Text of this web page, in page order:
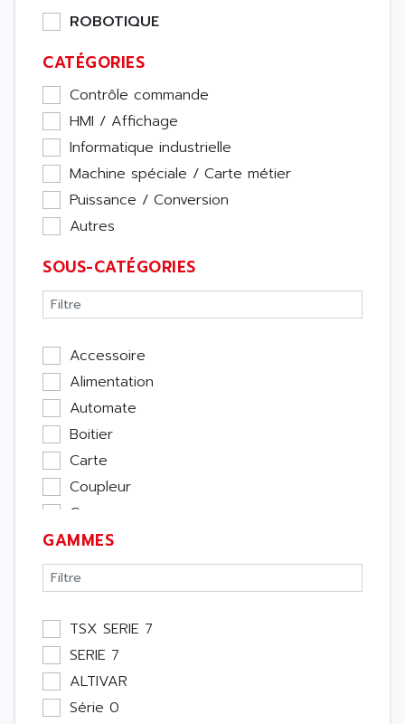
ROBOTIQUE
CATÉGORIES
Contrôle commande
HMI / Affichage
Informatique industrielle
Machine spéciale / Carte métier
Puissance / Conversion
Autres
SOUS-CATÉGORIES
Accessoire
Alimentation
Automate
Boitier
Carte
Coupleur
Cpu
Ecran
Entrée / Sortie
Memoire
Module Métier
Moteur
Pupitre Opérateur
Rack
GAMMES
TSX SERIE 7
SERIE 7
ALTIVAR
Série 0